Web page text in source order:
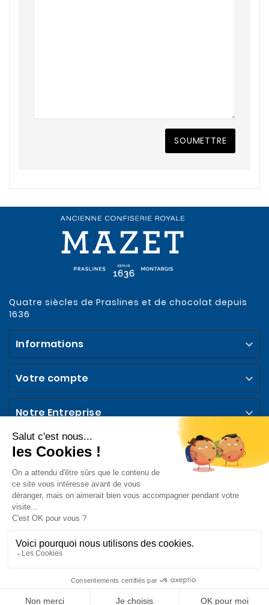
SOUMETTRE
Quatre siècles de Praslines et de chocolat depuis
1636
Informations 
Votre compte 
Notre Entreprise 
Abonnez-vous à la Newsletter
Suivez-nous sur les Réseaux Sociaux